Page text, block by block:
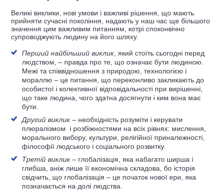
Великі виклики, нові умови і важливі рішення, що мають
прийняти сучасні покоління, надають у наш час ще більшого
значення цим важливим питанням, котрі споконвічно
супроводжують людину на його шляху.
Перший найбільший виклик, який стоїть сьогодні перед
людством, – правда про те, що означає бути людиною.
Межі та співвідношення з природою, технологією і
мораллю – це питання, що переконливо закликають до
особистої і колективної відповідальності при вирішенні,
що таке людина, чого здатна досягнути і ким вона має
бути.
Другий виклик – необхідність розуміти і керувати
плюралізмом і розбіжностями на всіх рівнях: мислення,
морального вибору, культури, релігійної приналежності,
філософії людського і соціального розвитку.
Третій виклик – глобалізація, яка набагато ширша і
глибша, аніж лише її економічна складова, бо історія
свідчить, що глобалізація – це початок нової ери, яка
позначається на долі людства.